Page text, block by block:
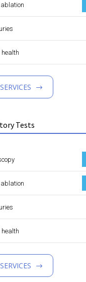
health
Tests
health